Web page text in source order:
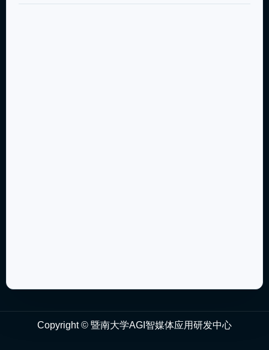
Copyright © 暨南大学AGI智媒体应用研发中心